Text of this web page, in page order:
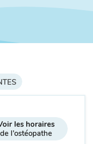
les horaires
de l'ostéopathe